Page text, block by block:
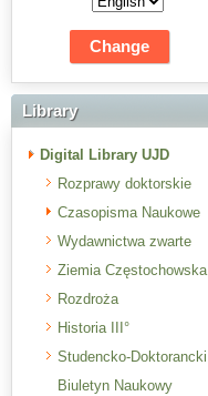
Library
Digital Library UJD
Rozprawy doktorskie
Czasopisma Naukowe
Wydawnictwa zwarte
Ziemia Częstochowska
Rozdroża
Historia III°
Studencko-Doktorancki
Biuletyn Naukowy